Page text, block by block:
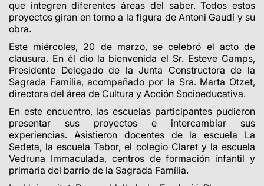
que integren diferentes áreas del saber. Todos estos
proyectos giran en torno a la figura de Antoni Gaudí y su
obra.
Este miércoles, 20 de marzo, se celebró el acto de
clausura. En él dio la bienvenida el Sr. Esteve Camps,
Presidente Delegado de la Junta Constructora de la
Sagrada Família, acompañado por la Sra. Marta Otzet,
directora del área de Cultura y Acción Socioeducativa.
En este encuentro, las escuelas participantes pudieron
presentar sus proyectos e intercambiar sus
experiencias. Asistieron docentes de la escuela La
Sedeta, la escuela Tabor, el colegio Claret y la escuela
Vedruna Immaculada, centros de formación infantil y
primaria del barrio de la Sagrada Família.